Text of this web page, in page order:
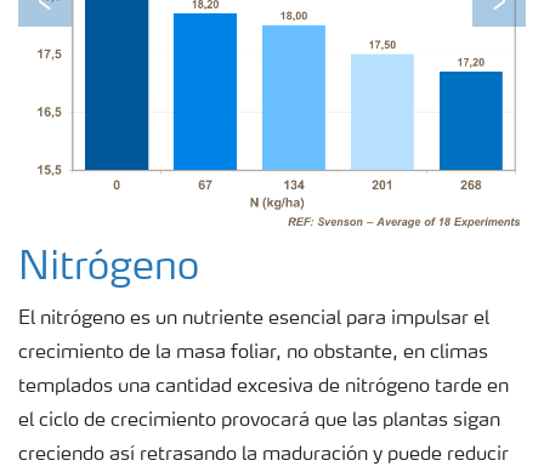
Previous Next
Nitrógeno
El nitrógeno es un nutriente esencial para impulsar el
crecimiento de la masa foliar, no obstante, en climas
templados una cantidad excesiva de nitrógeno tarde en
el ciclo de crecimiento provocará que las plantas sigan
creciendo así retrasando la maduración y puede reducir